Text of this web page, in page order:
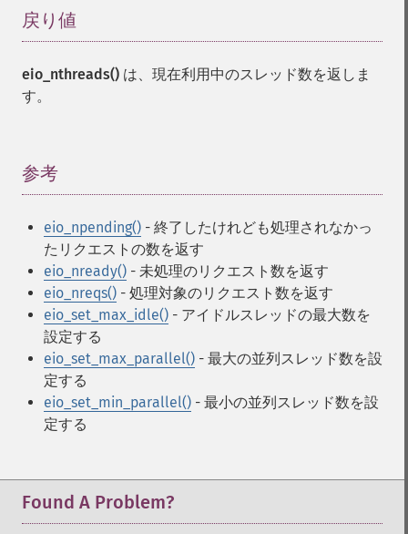
戻り値
eio_nthreads() は、現在利用中のスレッド数を返しま
す。
参考
eio_npending() - 終了したけれども処理されなかっ
たリクエストの数を返す
eio_nready() - 未処理のリクエスト数を返す
eio_nreqs() - 処理対象のリクエスト数を返す
eio_set_max_idle() - アイドルスレッドの最大数を
設定する
eio_set_max_parallel() - 最大の並列スレッド数を設
定する
eio_set_min_parallel() - 最小の並列スレッド数を設
定する
Found A Problem?